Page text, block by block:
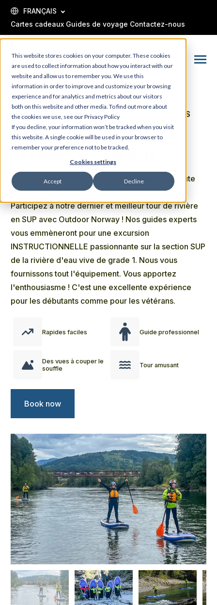
This website stores cookies on your computer. These cookies
are used to collect information about how you interact with our
website and allow us to remember you. We use this
information in order to improve and customize your browsing
experience and for analytics and metrics about our visitors
both on this website and other media. To find out more about
the cookies we use, see our Privacy Policy
If you decline, your information won’t be tracked when you visit
this website. A single cookie will be used in your browser to
remember your preference not to be tracked.
Cookies settings
Accept Decline
CONTENT
Cartes cadeaux Guides de voyage Contactez-nous
FRANÇAIS
Toggle
LE PLUS RECOMMANDÉ PAR NOS INVITÉS
VISITE GUIDÉE DE LA
RIVIÈRE VOSS SUP
Êtes-vous prêt à voir la rivière de Voss d'une toute
nouvelle perspective ?
Participez à notre dernier et meilleur tour de rivière
en SUP avec Outdoor Norway ! Nos guides experts
vous emmèneront pour une excursion
INSTRUCTIONNELLE passionnante sur la section SUP
de la rivière d'eau vive de grade 1. Nous vous
fournissons tout l'équipement. Vous apportez
l'enthousiasme ! C'est une excellente expérience
pour les débutants comme pour les vétérans.
Rapides faciles Guide professionnel
Des vues à couper le
souffle
Tour amusant
Book now